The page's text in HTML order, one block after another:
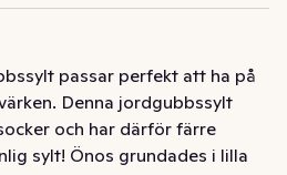
passar perfekt att ha på
Denna jordgubbssylt
och har därför färre
sylt! Önos grundades i lilla